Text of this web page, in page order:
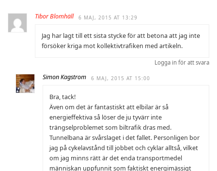
Tibor Blomhäll 6 MAJ, 2015 AT 13:29
Jag har lagt till ett sista stycke för att betona att jag inte
försöker kriga mot kollektivtrafiken med artikeln.
Logga in för att svara
Simon Kagstrom 6 MAJ, 2015 AT 15:00
Bra, tack!
Även om det är fantastiskt att elbilar är så
energieffektiva så löser de ju tyvärr inte
trängselproblemet som biltrafik dras med.
Tunnelbana är svårslaget i det fallet. Personligen bor
jag på cykelavstånd till jobbet och cyklar alltså, vilket
om jag minns rätt är det enda transportmedel
människan uppfunnit som faktiskt energimässigt